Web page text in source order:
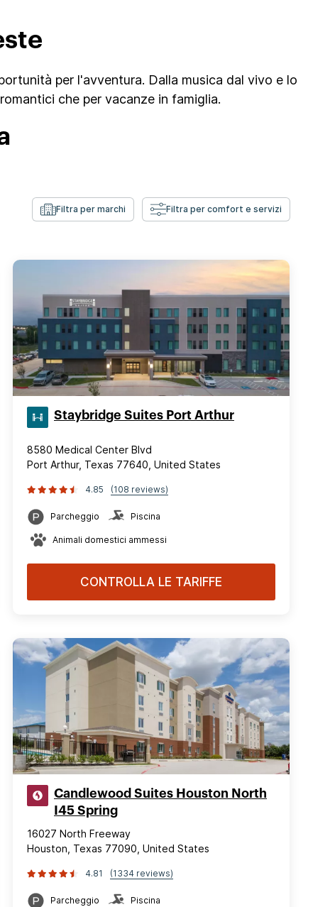
per l'avventura. Dalla musica dal vivo e lo
che per vacanze in famiglia.
Filtra per marchi Filtra per comfort e servizi
Staybridge Suites Port Arthur
8580 Medical Center Blvd
Port Arthur, Texas 77640, United States
4.85 (108 reviews)
Parcheggio Piscina
Animali domestici ammessi
CONTROLLA LE TARIFFE
Candlewood Suites Houston North
I45 Spring
16027 North Freeway
Houston, Texas 77090, United States
4.81 (1334 reviews)
Parcheggio Piscina